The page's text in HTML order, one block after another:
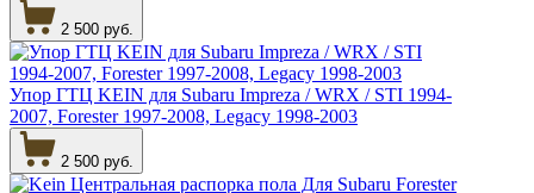
2 500 руб.
Упор ГТЦ KEIN для Subaru Impreza / WRX / STI 1994-
2007, Forester 1997-2008, Legacy 1998-2003
2 500 руб.